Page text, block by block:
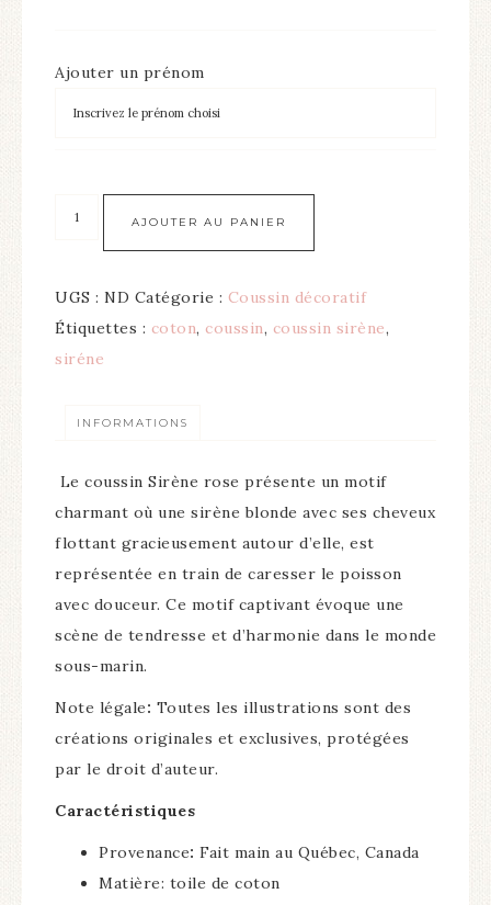
Ajouter un prénom
AJOUTER AU PANIER
UGS : ND Catégorie : Coussin décoratif
Étiquettes : coton, coussin, coussin sirène,
siréne
INFORMATIONS
Le coussin Sirène rose présente un motif
charmant où une sirène blonde avec ses cheveux
flottant gracieusement autour d’elle, est
représentée en train de caresser le poisson
avec douceur. Ce motif captivant évoque une
scène de tendresse et d’harmonie dans le monde
sous-marin.
Note légale: Toutes les illustrations sont des
créations originales et exclusives, protégées
par le droit d’auteur.
Caractéristiques
Provenance: Fait main au Québec, Canada
Matière: toile de coton